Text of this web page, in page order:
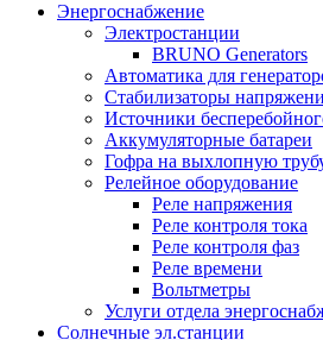
Энергоснабжение
Электростанции
BRUNO Generators
Автоматика для
Стабилизаторы
Источники
Аккумуляторные батареи
Гофра на выхлопную
Релейное оборудование
Реле напряжения
Реле контроля тока
Реле контроля фаз
Реле времени
Вольтметры
Услуги отдела
Солнечные эл.станции